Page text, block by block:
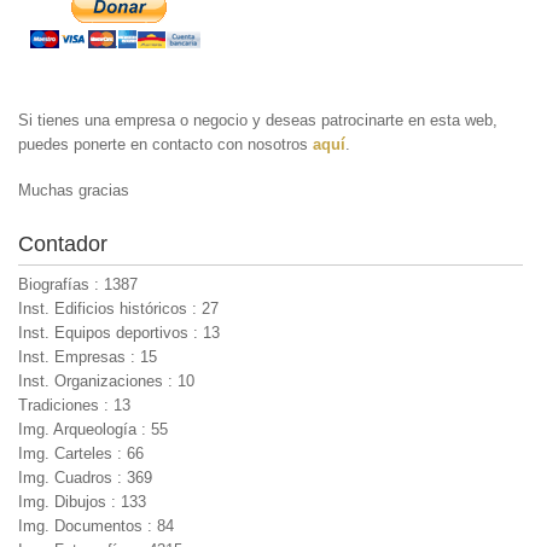
Si tienes una empresa o negocio y deseas patrocinarte en esta web,
puedes ponerte en contacto con nosotros aquí.
Muchas gracias
Contador
Biografías : 1387
Inst. Edificios históricos : 27
Inst. Equipos deportivos : 13
Inst. Empresas : 15
Inst. Organizaciones : 10
Tradiciones : 13
Img. Arqueología : 55
Img. Carteles : 66
Img. Cuadros : 369
Img. Dibujos : 133
Img. Documentos : 84